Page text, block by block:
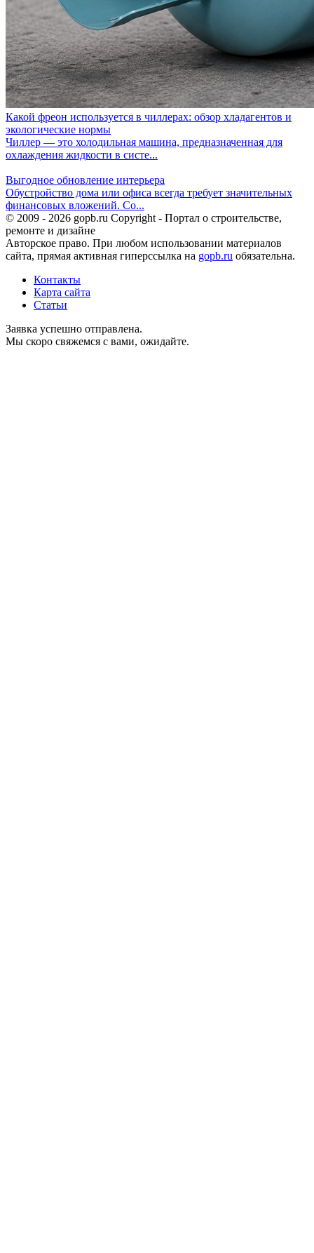
Какой фреон используется в чиллерах: обзор хладагентов и
экологические нормы
Чиллер — это холодильная машина, предназначенная для
охлаждения жидкости в систе...
Выгодное обновление интерьера
Обустройство дома или офиса всегда требует значительных
финансовых вложений. Со...
© 2009 - 2026 gopb.ru Copyright - Портал о строительстве,
ремонте и дизайне
Авторское право. При любом использовании материалов
сайта, прямая активная гиперссылка на gopb.ru обязательна.
Контакты
Карта сайта
Статьи
Заявка успешно отправлена.
Мы скоро свяжемся с вами, ожидайте.